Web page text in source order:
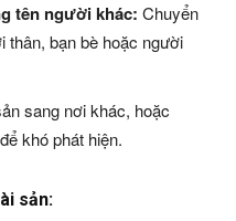
tên người khác: Chuyển
thân, bạn bè hoặc người
sang nơi khác, hoặc
khó phát hiện.
sản: